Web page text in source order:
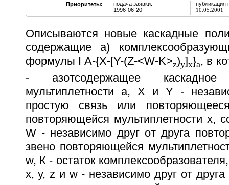
Приоритеты:
подача заявки:
1996-06-20
публикация
10.05.2001
Описываются новые каскадные
содержащие а)
формулы I A-{X-[Y-(Z-<W-K>z)у]x}a, в
- азотсодержащее
мультиплетности а, Х и Y -
простую связь или
повторяющейся мультиплетности х,
W - независимо друг от друга
звено повторяющейся
w, К - остаток
х, у, z и w - независимо друг от